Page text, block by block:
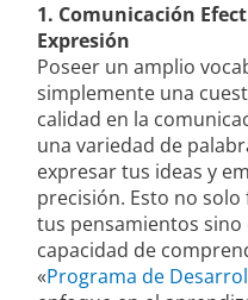
1. Comunicación
Expresión
Poseer un amplio
simplemente una
calidad en la
una variedad de
expresar tus ideas y
precisión. Esto no
tus pensamientos
capacidad de
«Programa de